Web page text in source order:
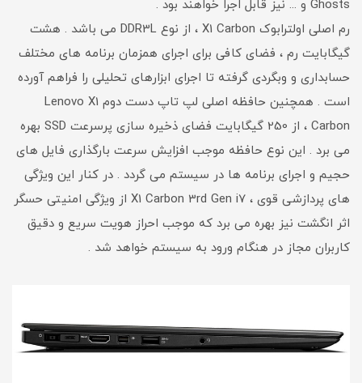
Ghosts و ... نیز قابل اجرا خواهند بود .
رم اصلی اولترابوک X1 Carbon ، از نوع DDR3L می باشد . هشت
گیگابایت رم ، فضای کافی برای اجرای همزمان برنامه های مختلف
حسابداری و وبگردی گرفته تا اجرای ابزارهای تحلیلی را فراهم آورده
است . همچنین حافظه اصلی لپ تاپ دست دوم Lenovo X1
Carbon ، از 250 گیگابایت فضای ذخیره سازی پرسرعت SSD بهره
می برد . این نوع حافظه موجب افزایش سرعت بارگذاری فایل های
حجیم و اجرای برنامه ها در سیستم می گردد . در کنار این ویژگی
های پردازشی قوی ، X1 Carbon 3rd Gen i7 از ویژگی امنیتی حسگر
اثر انگشت نیز بهره می برد که موجب احراز هویت سریع و دقیق
کاربران مجاز در هنگام ورود به سیستم خواهد شد .